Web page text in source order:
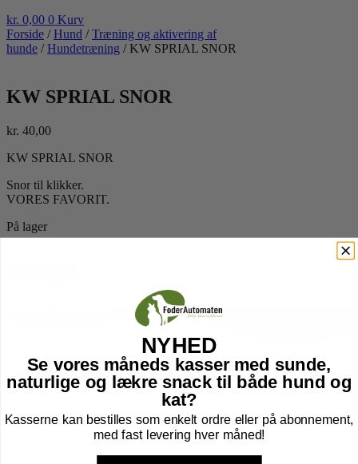
kr. 0,00 0 Kurv
Forside /Hund /Træning og aktivering af
hunde /Hundetræning / KW SPRIAL SNOR
KW SPRIAL SNOR
kr. 40,00
KW SPRIAL SNOR
Snor til klikker.
VORES FAVORIT.
På lager
Hund
Beskrivelse
Yderligere information
Beskrivelse
NYHED
Se vores måneds kasser med sunde,
naturlige og lækre snack til både hund og
kat?
Kasserne kan bestilles som enkelt ordre eller på abonnement,
med fast levering hver måned!